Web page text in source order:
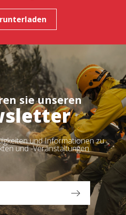
sie unseren
und Informationen zu
und -Veranstaltungen